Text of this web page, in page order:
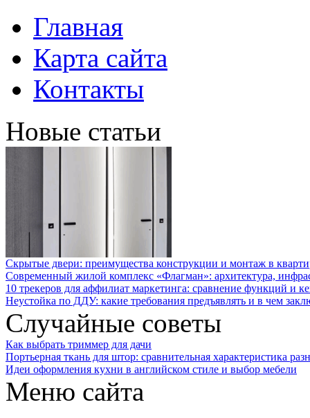
Главная
Карта сайта
Контакты
Новые статьи
Скрытые двери: преимущества конструкции и монтаж в
Современный жилой комплекс «Флагман»: архитектура,
10 трекеров для аффилиат маркетинга: сравнение функций и
Неустойка по ДДУ: какие требования предъявлять и в чем
Случайные советы
Как выбрать триммер для дачи
Портьерная ткань для штор: сравнительная характеристика
Идеи оформления кухни в английском стиле и выбор мебели
Меню сайта